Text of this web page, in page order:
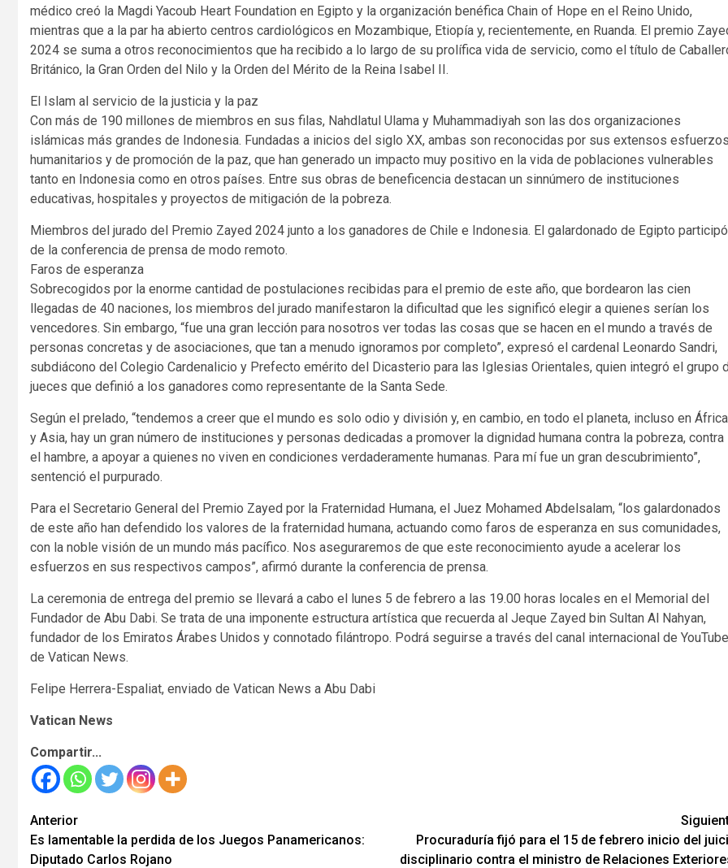
médico creó la Magdi Yacoub Heart Foundation en Egipto y la organización benéfica Chain of Hope en el Reino Unido,
mientras que a la par ha abierto centros cardiológicos en Mozambique, Etiopía y, recientemente, en Ruanda. El premio
2024 se suma a otros reconocimientos que ha recibido a lo largo de su prolífica vida de servicio, como el título de
Británico, la Gran Orden del Nilo y la Orden del Mérito de la Reina Isabel II.
El Islam al servicio de la justicia y la paz
Con más de 190 millones de miembros en sus filas, Nahdlatul Ulama y Muhammadiyah son las dos organizaciones
islámicas más grandes de Indonesia. Fundadas a inicios del siglo XX, ambas son reconocidas por sus extensos
humanitarios y de promoción de la paz, que han generado un impacto muy positivo en la vida de poblaciones vulnerables
tanto en Indonesia como en otros países. Entre sus obras de beneficencia destacan un sinnúmero de instituciones
educativas, hospitales y proyectos de mitigación de la pobreza.
Miembros del jurado del Premio Zayed 2024 junto a los ganadores de Chile e Indonesia. El galardonado de Egipto participó
de la conferencia de prensa de modo remoto.
Faros de esperanza
Sobrecogidos por la enorme cantidad de postulaciones recibidas para el premio de este año, que bordearon las cien
llegadas de 40 naciones, los miembros del jurado manifestaron la dificultad que les significó elegir a quienes serían los
vencedores. Sin embargo, “fue una gran lección para nosotros ver todas las cosas que se hacen en el mundo a través de
personas concretas y de asociaciones, que tan a menudo ignoramos por completo”, expresó el cardenal Leonardo Sandri,
subdiácono del Colegio Cardenalicio y Prefecto emérito del Dicasterio para las Iglesias Orientales, quien integró el grupo
jueces que definió a los ganadores como representante de la Santa Sede.
Según el prelado, “tendemos a creer que el mundo es solo odio y división y, en cambio, en todo el planeta, incluso en África
y Asia, hay un gran número de instituciones y personas dedicadas a promover la dignidad humana contra la pobreza, contra
el hambre, a apoyar a quienes no viven en condiciones verdaderamente humanas. Para mí fue un gran descubrimiento”,
sentenció el purpurado.
Para el Secretario General del Premio Zayed por la Fraternidad Humana, el Juez Mohamed Abdelsalam, “los galardonados
de este año han defendido los valores de la fraternidad humana, actuando como faros de esperanza en sus comunidades,
con la noble visión de un mundo más pacífico. Nos aseguraremos de que este reconocimiento ayude a acelerar los
esfuerzos en sus respectivos campos”, afirmó durante la conferencia de prensa.
La ceremonia de entrega del premio se llevará a cabo el lunes 5 de febrero a las 19.00 horas locales en el Memorial del
Fundador de Abu Dabi. Se trata de una imponente estructura artística que recuerda al Jeque Zayed bin Sultan Al Nahyan,
fundador de los Emiratos Árabes Unidos y connotado filántropo. Podrá seguirse a través del canal internacional de YouTube
de Vatican News.
Felipe Herrera-Espaliat, enviado de Vatican News a Abu Dabi
Vatican News
Compartir...
Seguir
leyendo
Anterior
Es lamentable la perdida de los Juegos Panamericanos:
Diputado Carlos Rojano
Procuraduría fijó para el 15 de febrero inicio del
disciplinario contra el ministro de Relaciones